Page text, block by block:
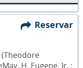
Reservar
H. Eugene, Jr. ;